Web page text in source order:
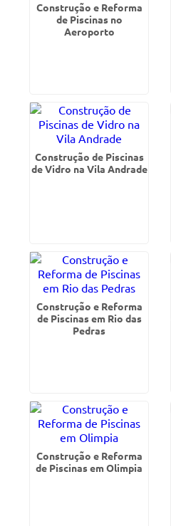
Construção e Reforma
de Piscinas no
Aeroporto
Construção de Piscinas
de Vidro na Vila Andrade
Construção e Reforma
de Piscinas em Rio das
Pedras
Construção e Reforma
de Piscinas em Olimpia